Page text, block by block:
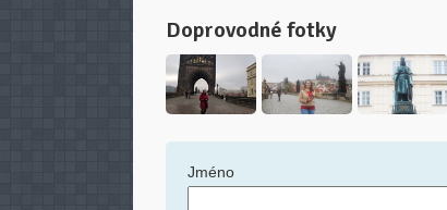
Doprovodné fotky
Jméno